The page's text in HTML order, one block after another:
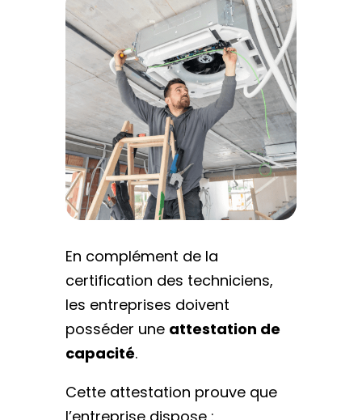
En complément de la
certification des techniciens,
les entreprises doivent
posséder une attestation de
capacité.
Cette attestation prouve que